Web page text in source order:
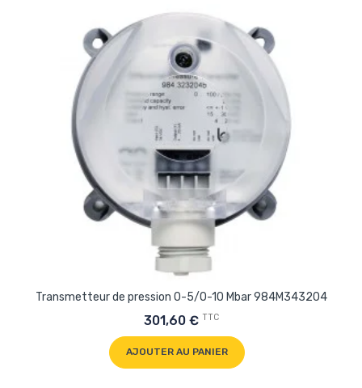
Transmetteur de pression 0-5/0-10 Mbar 984M343204
301,60 € TTC
AJOUTER AU PANIER